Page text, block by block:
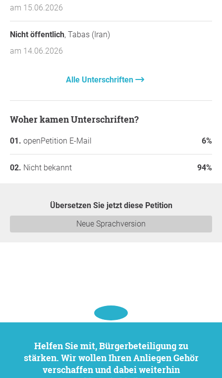
am 15.06.2026
Nicht öffentlich, Tabas (Iran)
am 14.06.2026
Alle Unterschriften
Woher kamen Unterschriften?
openPetition E-Mail 6%
Nicht bekannt 94%
Übersetzen Sie jetzt diese Petition
Neue Sprachversion
Helfen Sie mit, Bürgerbeteiligung zu
stärken. Wir wollen Ihren Anliegen Gehör
verschaffen und dabei weiterhin